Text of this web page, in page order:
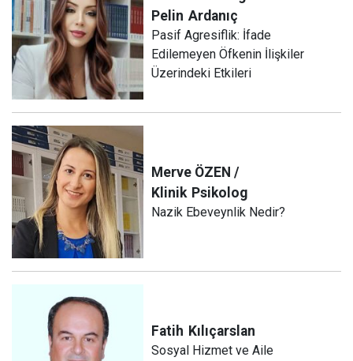
Pelin Ardanıç
Pasif Agresiflik: İfade
Edilemeyen Öfkenin İlişkiler
Üzerindeki Etkileri
Merve ÖZEN /
Klinik Psikolog
Nazik Ebeveynlik Nedir?
Fatih Kılıçarslan
Sosyal Hizmet ve Aile